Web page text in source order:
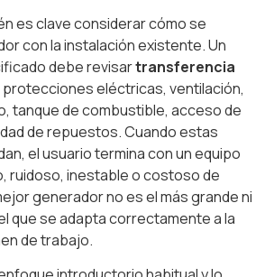
es clave considerar cómo se
con la instalación existente. Un
debe revisartransferencia
protecciones eléctricas, ventilación,
tanque de combustible, acceso de
de repuestos. Cuando estas
el usuario termina con un equipo
ruidoso, inestable o costoso de
generador no es el más grande ni
que se adapta correctamente a la
de trabajo.